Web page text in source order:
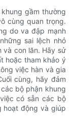
gầm thường
cùng quan trọng.
do va đập mạnh
sai lệch nhỏ
và con lăn. Hãy sử
hoặc tham khảo ý
việc hàn và gia
cùng, hãy đảm
bộ phận khung
có sẵn các bộ
hoạt động và giúp